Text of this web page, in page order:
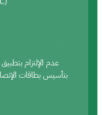
عدم الإلتزام
بتأسيس بطاقات